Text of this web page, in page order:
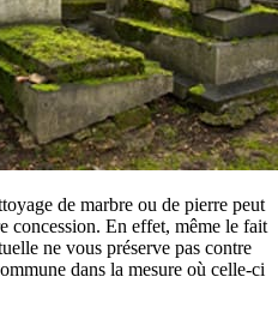
de marbre ou de pierre peut
concession. En effet, même le fait
ne vous préserve pas contre
dans la mesure où celle-ci